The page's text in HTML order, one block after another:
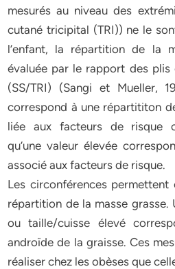
mesurés au niveau des
cutané tricipital (TRI)) ne le
l’enfant, la répartition de la
évaluée par le rapport des
(SS/TRI) (Sangi et Mueller,
correspond à une répartititon
liée aux facteurs de risque
qu’une valeur élevée
associé aux facteurs de risque.
Les circonférences
répartition de la masse
ou taille/cuisse élevé
androïde de la graisse. Ces
réaliser chez les obèses que